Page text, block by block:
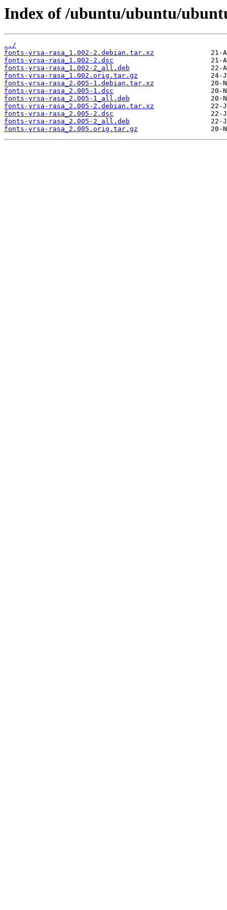
Index of /ubuntu/ubuntu/
../
fonts-yrsa-rasa_1.002-2.debian.tar.xz
fonts-yrsa-rasa_1.002-2.dsc
fonts-yrsa-rasa_1.002-2_all.deb
fonts-yrsa-rasa_1.002.orig.tar.gz
fonts-yrsa-rasa_2.005-1.debian.tar.xz
fonts-yrsa-rasa_2.005-1.dsc
fonts-yrsa-rasa_2.005-1_all.deb
fonts-yrsa-rasa_2.005-2.debian.tar.xz
fonts-yrsa-rasa_2.005-2.dsc
fonts-yrsa-rasa_2.005-2_all.deb
fonts-yrsa-rasa_2.005.orig.tar.gz